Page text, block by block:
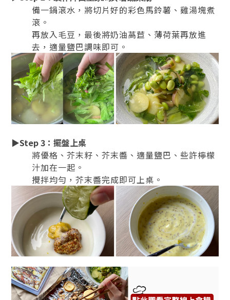
備一鍋滾水，將切片好的彩色馬鈴薯、雞湯塊煮
滾。
再放入毛豆，最後將奶油萵苣、薄荷葉再放進
去，適量鹽巴調味即可。
▶Step 3 ： 擺盤上桌
將優格、芥末籽、芥末醬、適量鹽巴、些許檸檬
汁加在一起。
攪拌均勻，芥末醬完成即可上桌。